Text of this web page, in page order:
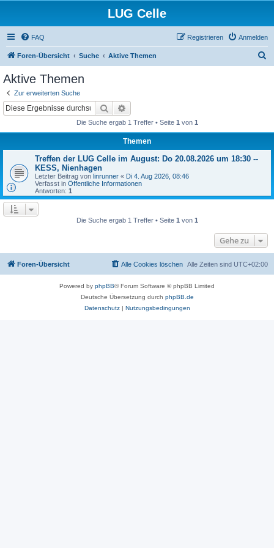
LUG Celle
FAQ Anmelden
Registrieren
Foren-Übersicht Suche Aktive Themen
Aktive Themen
Zur erweiterten Suche
Suche
Die Suche ergab 1 Treffer • Seite 1 von 1
Themen
Treffen der LUG Celle im August: Do 20.08.2026 um 18:30 --
KESS, Nienhagen
Letzter Beitrag von linrunner « Di 4. Aug 2026, 08:46
Verfasst in Öffentliche Informationen
Antworten: 1
Die Suche ergab 1 Treffer • Seite 1 von 1
Gehe zu
Foren-Übersicht Alle Zeiten sind UTC+02:00
Alle Cookies löschen
Powered by phpBB® Forum Software © phpBB Limited
Deutsche Übersetzung durch phpBB.de
Datenschutz| Nutzungsbedingungen